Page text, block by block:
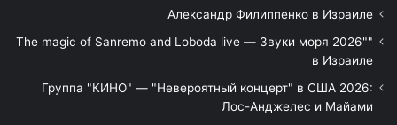
Александр Филиппенко в Израиле
"The magic of Sanremo and Loboda live — Звуки моря 2026"
в Израиле
Группа "КИНО" — "Невероятный концерт" в США 2026:
Лос-Анджелес и Майами